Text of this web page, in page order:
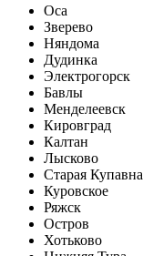
Оса
Зверево
Няндома
Дудинка
Электрогорск
Бавлы
Менделеевск
Кировград
Калтан
Лысково
Старая Купавна
Куровское
Ряжск
Остров
Хотьково